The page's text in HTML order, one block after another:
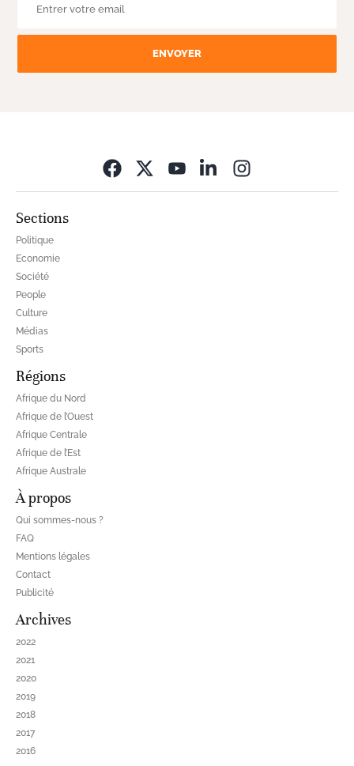
ENVOYER
Sections
Politique
Economie
Société
People
Culture
Médias
Sports
Régions
Afrique du Nord
Afrique de l’Ouest
Afrique Centrale
Afrique de l’Est
Afrique Australe
À propos
Qui sommes-nous ?
FAQ
Mentions légales
Contact
Publicité
Archives
2022
2021
2020
2019
2018
2017
2016